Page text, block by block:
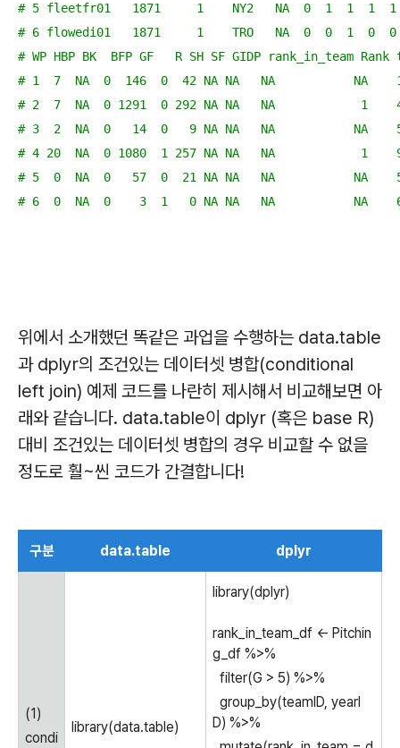
# 5 fleetfr01   1871     1    NY2   NA  0  1  1  1
# 6 flowedi01   1871     1    TRO   NA  0  0  1
# WP HBP BK  BFP GF   R SH SF GIDP rank_in_team Rank
# 1  7  NA  0  146  0  42 NA NA   NA           NA
# 2  7  NA  0 1291  0 292 NA NA   NA
# 3  2  NA  0   14  0   9 NA NA   NA           NA
# 4 20  NA  0 1080  1 257 NA NA   NA
# 5  0  NA  0   57  0  21 NA NA   NA           NA
# 6  0  NA  0    3  1   0 NA NA   NA           NA
위에서 소개했던 똑같은 과업을 수행하는 data.table
과 dplyr의 조건있는 데이터셋 병합(conditional
left join) 예제 코드를 나란히 제시해서 비교해보면 아
래와 같습니다. data.table이 dplyr (혹은 base R)
대비 조건있는 데이터셋 병합의 경우 비교할 수 없을
정도로 훨~씬 코드가 간결합니다!
구분 data.table dplyr
(1)
condi
library(data.table)
library(dplyr)
rank_in_team_df <- Pitchin
g_df %>%
filter(G > 5) %>%
group_by(teamID, yearI
D) %>%